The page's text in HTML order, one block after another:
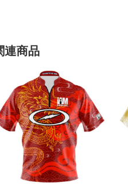
連商品